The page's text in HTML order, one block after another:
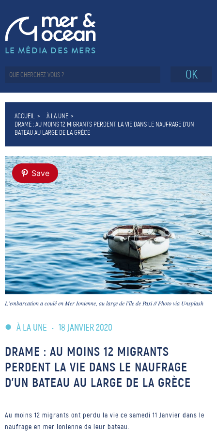
LE MÉDIA DES MERS
OK
ACCUEIL
À LA UNE
DRAME : AU MOINS 12 MIGRANTS PERDENT LA VIE DANS LE NAUFRAGE D’UN
BATEAU AU LARGE DE LA GRÈCE
Save
L'embarcation a coulé en Mer Ionienne, au large de l'île de Paxi // Photo via Unsplash
À LA UNE • 18 JANVIER 2020
DRAME : AU MOINS 12 MIGRANTS
PERDENT LA VIE DANS LE NAUFRAGE
D’UN BATEAU AU LARGE DE LA GRÈCE
Au moins 12 migrants ont perdu la vie ce samedi 11 Janvier dans le
naufrage en mer Ionienne de leur bateau.